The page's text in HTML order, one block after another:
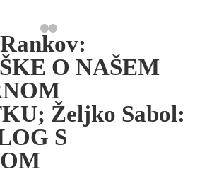
O NAŠEM
Željko Sabol:
S